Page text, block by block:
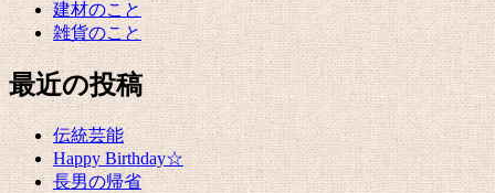
建材のこと
雑貨のこと
最近の投稿
伝統芸能
Happy Birthday☆
長男の帰省